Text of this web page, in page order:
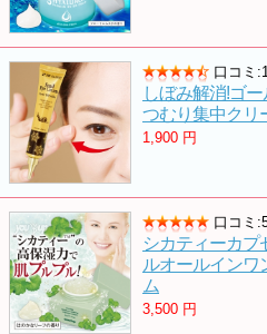
口コミ
しぼみ解消!ゴ
つむり集中クリ
1,900 円
口コミ
シカティーカプ
ルオールインワ
ム
3,500 円